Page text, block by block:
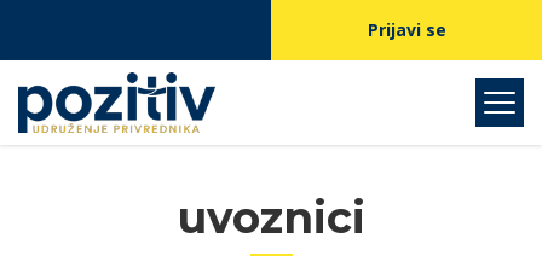
Prijavi se
uvoznici